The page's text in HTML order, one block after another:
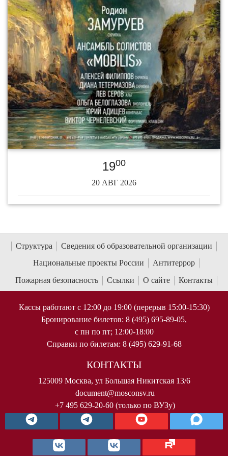
1900
20 АВГ 2026
Структура
Сведения об образовательной организации
Национальные проекты России
Антитеррор
Пожарная безопасность
Ссылки О сайте Контакты
Кассы работают с 12:00 до 19:00 (перерыв 15:00-15:30)
Бронирование билетов: 8 (495) 695-89-05,
с пн по пт; 12:00-18:00
Справки по билетам: 8 (495) 629-91-68
КОНТАКТЫ
125009 Москва, ул Большая Никитская 13/6
document@mosconsv.ru
+7 495 629-20-60 (только по ВУЗу)